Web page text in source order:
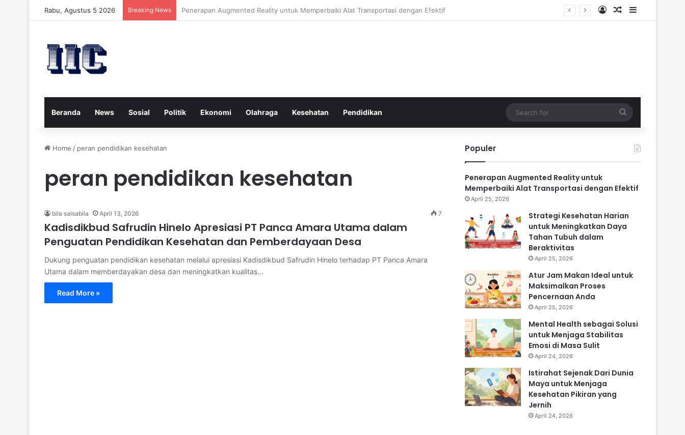
Rabu, Agustus 5 2026 Breaking News Strategi Kesehatan Harian untuk Meningkatkan Daya Tahan Tubuh dalam Beraktivitas Log InRandom Article
Sidebar
Beranda News Sosial Politik Ekonomi Olahraga Kesehatan Pendidikan
for
Home / peran pendidikan kesehatan
peran pendidikan kesehatan
bila salsabila April 13, 2026 7
Kadisdikbud Safrudin Hinelo Apresiasi PT Panca Amara Utama dalam
Penguatan Pendidikan Kesehatan dan Pemberdayaan Desa
Dukung penguatan pendidikan kesehatan melalui apresiasi Kadisdikbud Safrudin Hinelo terhadap PT Panca Amara
Utama dalam memberdayakan desa dan meningkatkan kualitas…
Read More »
Populer
Penerapan Augmented Reality untuk
Memperbaiki Alat Transportasi dengan Efektif
April 25, 2026
Strategi Kesehatan Harian
untuk Meningkatkan Daya
Tahan Tubuh dalam
Beraktivitas
April 25, 2026
Atur Jam Makan Ideal untuk
Maksimalkan Proses
Pencernaan Anda
April 25, 2026
Mental Health sebagai Solusi
untuk Menjaga Stabilitas
Emosi di Masa Sulit
April 24, 2026
Istirahat Sejenak Dari Dunia
Maya untuk Menjaga
Kesehatan Pikiran yang
Jernih
April 24, 2026